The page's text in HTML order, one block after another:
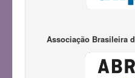
Associação Brasileira